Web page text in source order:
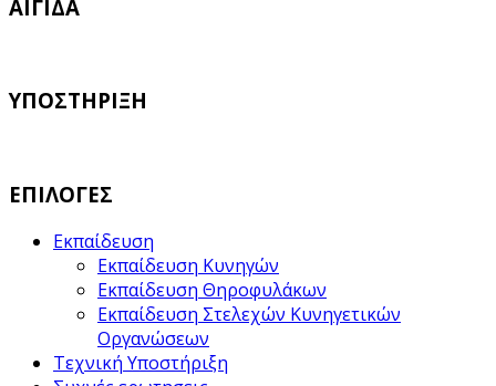
ΑΙΓΙΔΑ
ΥΠΟΣΤΗΡΙΞΗ
ΕΠΙΛΟΓΕΣ
Εκπαίδευση
Εκπαίδευση Κυνηγών
Εκπαίδευση Θηροφυλάκων
Εκπαίδευση Στελεχών Κυνηγετικών
Οργανώσεων
Τεχνική Υποστήριξη